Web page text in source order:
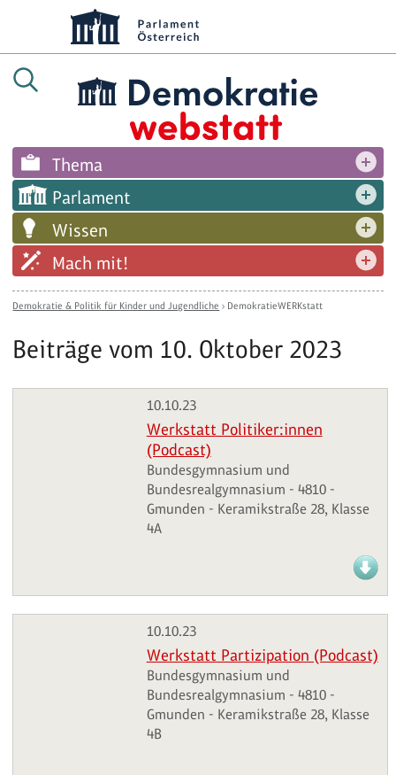
Thema
Parlament
Wissen
Mach mit!
Demokratie & Politik für Kinder und Jugendliche › DemokratieWERKstatt
Beiträge vom 10. Oktober 2023
10.10.23
Werkstatt Politiker:innen
(Podcast)
Bundesgymnasium und
Bundesrealgymnasium - 4810 -
Gmunden - Keramikstraße 28, Klasse
4A
10.10.23
Werkstatt Partizipation (Podcast)
Bundesgymnasium und
Bundesrealgymnasium - 4810 -
Gmunden - Keramikstraße 28, Klasse
4B